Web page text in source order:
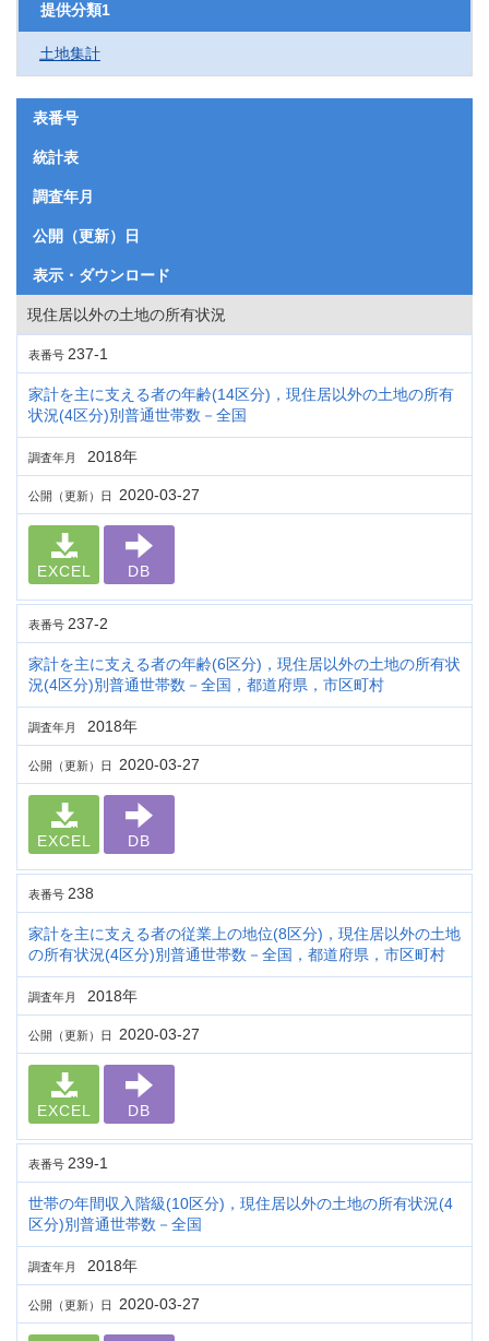
提供分類1
土地集計
表番号
統計表
調査年月
公開（更新）日
表示・ダウンロード
現住居以外の土地の所有状況
表番号 237-1
家計を主に支える者の年齢(14区分)，現住居以外の土地の所有
状況(4区分)別普通世帯数－全国
調査年月 2018年
公開（更新）日 2020-03-27
EXCEL DB
表番号 237-2
家計を主に支える者の年齢(6区分)，現住居以外の土地の所有状
況(4区分)別普通世帯数－全国，都道府県，市区町村
調査年月 2018年
公開（更新）日 2020-03-27
EXCEL DB
表番号 238
家計を主に支える者の従業上の地位(8区分)，現住居以外の土地
の所有状況(4区分)別普通世帯数－全国，都道府県，市区町村
調査年月 2018年
公開（更新）日 2020-03-27
EXCEL DB
表番号 239-1
世帯の年間収入階級(10区分)，現住居以外の土地の所有状況(4
区分)別普通世帯数－全国
調査年月 2018年
公開（更新）日 2020-03-27